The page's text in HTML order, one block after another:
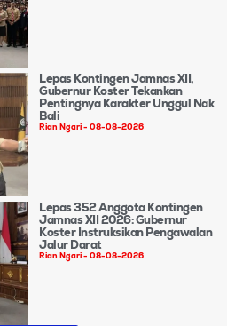
Lepas Kontingen Jamnas XII,
Gubernur Koster Tekankan
Pentingnya Karakter Unggul Nak
Bali
Rian Ngari 08-08-2026
Lepas 352 Anggota Kontingen
Jamnas XII 2026: Gubernur
Koster Instruksikan Pengawalan
Jalur Darat
Rian Ngari 08-08-2026